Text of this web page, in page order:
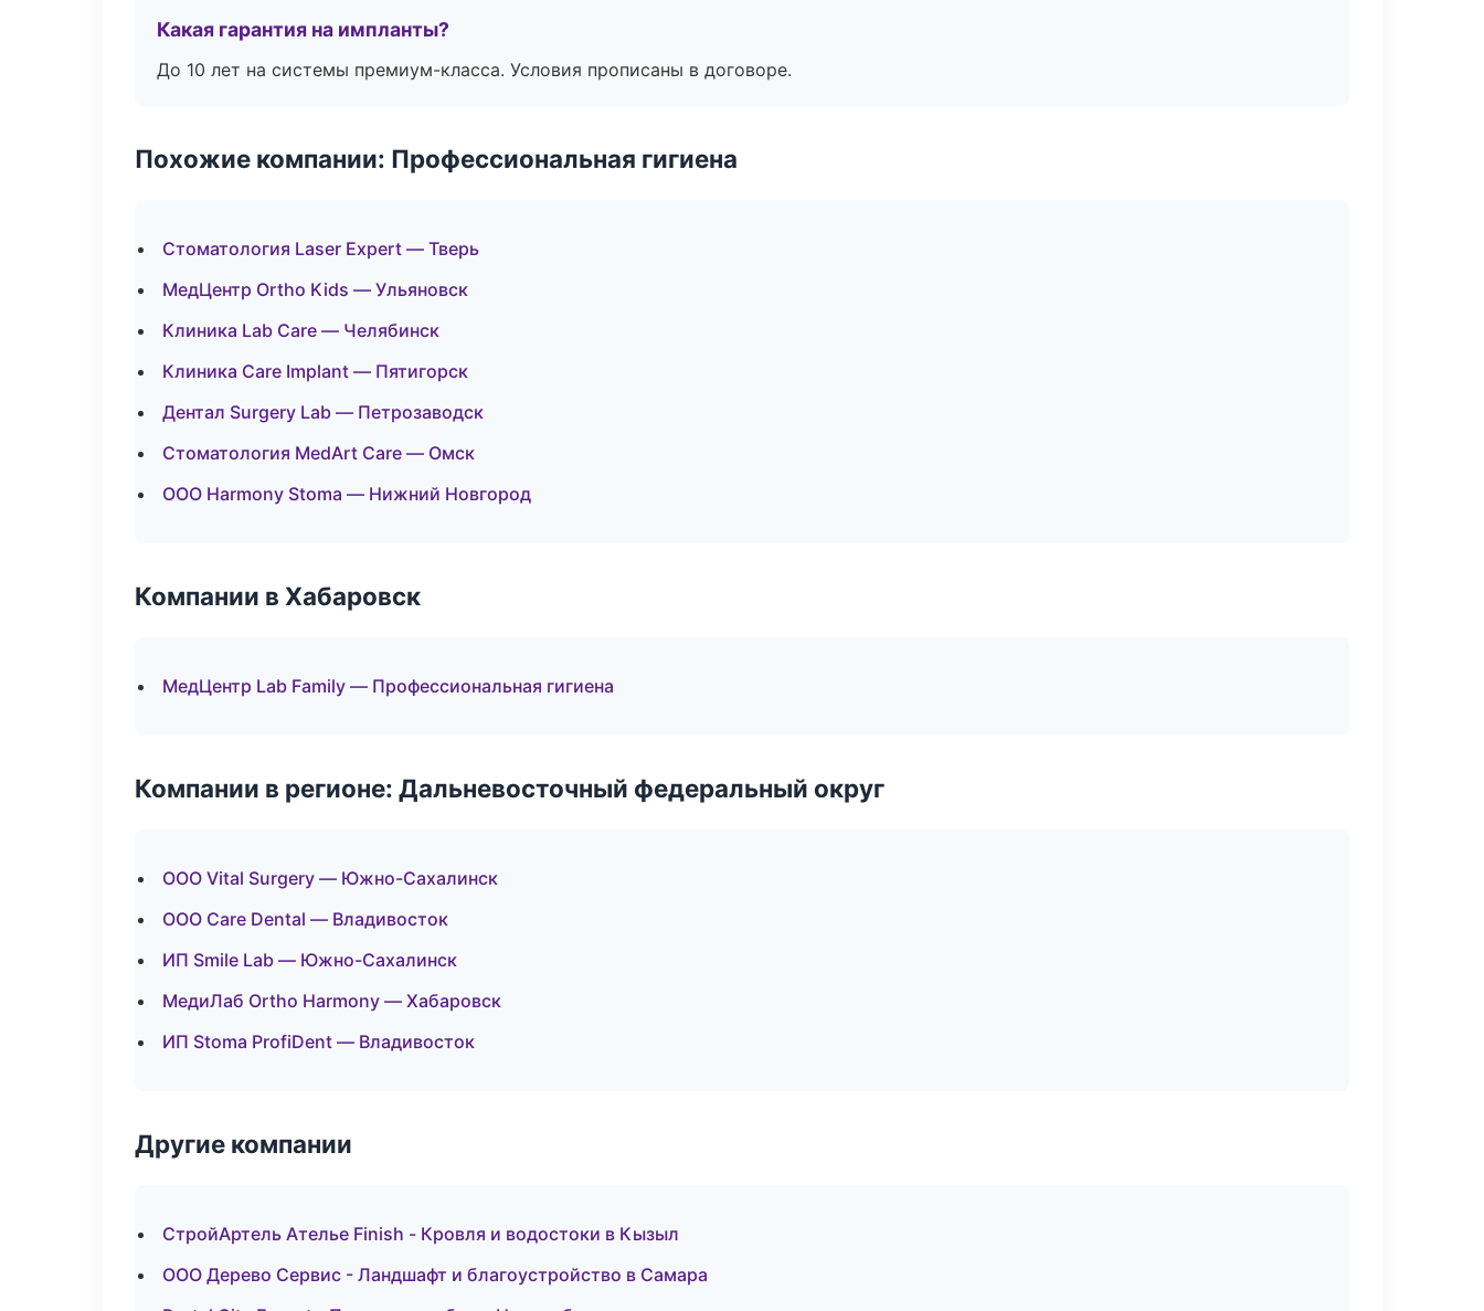
Какая гарантия на импланты?
До 10 лет на системы премиум-класса. Условия прописаны в договоре.
Похожие компании: Профессиональная гигиена
Стоматология Laser Expert — Тверь
МедЦентр Ortho Kids — Ульяновск
Клиника Lab Care — Челябинск
Клиника Care Implant — Пятигорск
Дентал Surgery Lab — Петрозаводск
Стоматология MedArt Care — Омск
ООО Harmony Stoma — Нижний Новгород
Компании в Хабаровск
МедЦентр Lab Family — Профессиональная гигиена
Компании в регионе: Дальневосточный федеральный округ
ООО Vital Surgery — Южно-Сахалинск
ООО Care Dental — Владивосток
ИП Smile Lab — Южно-Сахалинск
МедиЛаб Ortho Harmony — Хабаровск
ИП Stoma ProfiDent — Владивосток
Другие компании
СтройАртель Ателье Finish - Кровля и водостоки в Кызыл
ООО Дерево Сервис - Ландшафт и благоустройство в Самара